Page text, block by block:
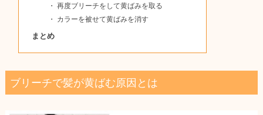
再度ブリーチをして黄ばみを取る
カラーを被せて黄ばみを消す
まとめ
ブリーチで髪が黄ばむ原因とは